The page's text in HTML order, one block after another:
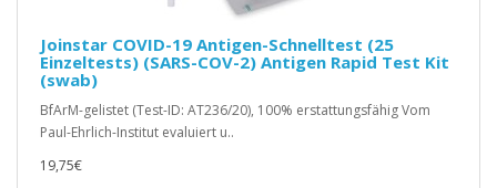
Joinstar COVID-19 Antigen-Schnelltest (25
Einzeltests) (SARS-COV-2) Antigen Rapid Test Kit
(swab)
BfArM-gelistet (Test-ID: AT236/20), 100% erstattungsfähig Vom
Paul-Ehrlich-Institut evaluiert u..
19,75€